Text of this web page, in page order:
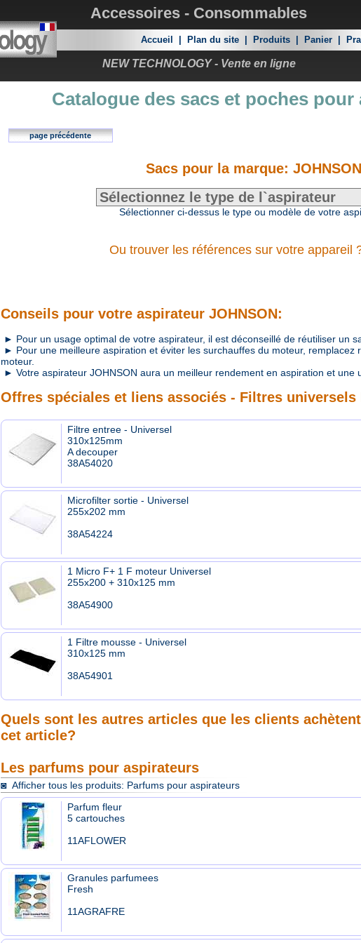
Accessoires - Consommables
Accueil Plan du site Produits Panier
NEW TECHNOLOGY - Vente en ligne
Catalogue des sacs et poches pour
page précédente
Sacs pour la marque: JOHNSON
Sélectionner ci-dessus le type ou modèle de votre
Ou trouver les références sur votre appareil
Conseils pour votre aspirateur JOHNSON:
► Pour un usage optimal de votre aspirateur, il est déconseillé de réutiliser un
► Pour une meilleure aspiration et éviter les surchauffes du moteur, remplacez
moteur.
► Votre aspirateur JOHNSON aura un meilleur rendement en aspiration et une
Offres spéciales et liens associés - Filtres universels
Filtre entree - Universel
310x125mm
A decouper
38A54020
Microfilter sortie - Universel
255x202 mm
38A54224
1 Micro F+ 1 F moteur Universel
255x200 + 310x125 mm
38A54900
1 Filtre mousse - Universel
310x125 mm
38A54901
Quels sont les autres articles que les clients
cet article?
Les parfums pour aspirateurs
◙ Afficher tous les produits: Parfums pour aspirateurs
Parfum fleur
5 cartouches
11AFLOWER
Granules parfumees
Fresh
11AGRAFRE